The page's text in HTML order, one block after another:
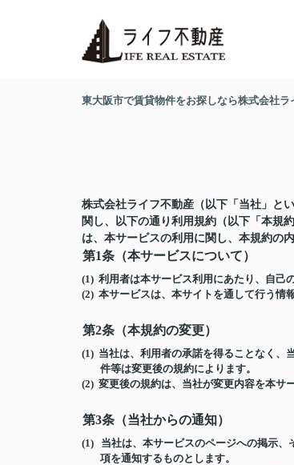
東大阪市で賃貸物件をお探しなら株式会社ラ
株式会社ライフ不動産（以下「当社」と
関し、以下の通り利用規約（以下「本規
は、本サービスの利用に関し、本規約の
第1条（本サービスについて）
(1) 利用者は本サービス利用にあたり、自己
(2) 本サービスは、本サイトを通して行う情
第2条（本規約の変更）
(1) 当社は、利用者の承諾を得ることなく、
件等は変更後の規約によります。
(2) 変更後の規約は、当社が変更内容を本サ
第3条（当社からの通知）
(1) 当社は、本サービスのページへの掲示、
項を通知するものとします。